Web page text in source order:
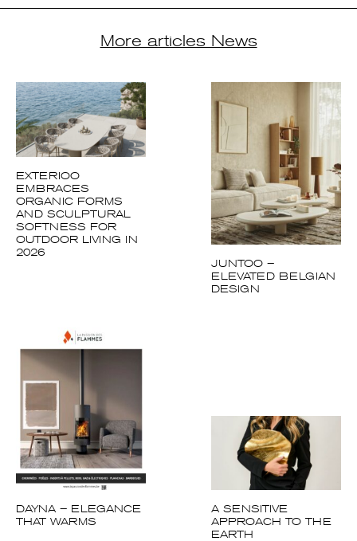
More articles News
EXTERIOO
EMBRACES
ORGANIC FORMS
AND SCULPTURAL
SOFTNESS FOR
OUTDOOR LIVING IN
2026
JUNTOO –
ELEVATED BELGIAN
DESIGN
A SENSITIVE
APPROACH TO THE
EARTH
DAYNA – ELEGANCE
THAT WARMS